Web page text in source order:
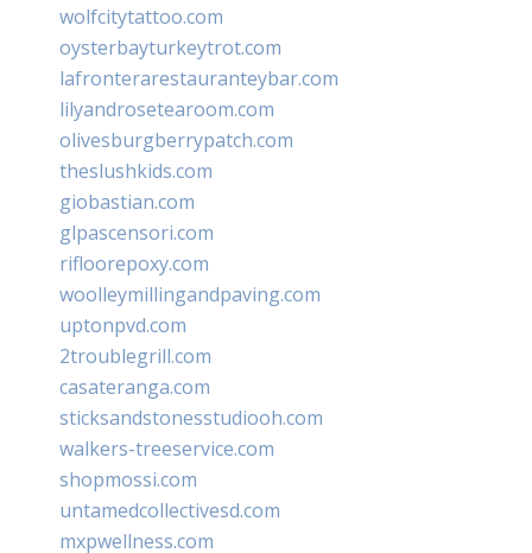
wolfcitytattoo.com
oysterbayturkeytrot.com
lafronterarestauranteybar.com
lilyandrosetearoom.com
olivesburgberrypatch.com
theslushkids.com
giobastian.com
glpascensori.com
rifloorepoxy.com
woolleymillingandpaving.com
uptonpvd.com
2troublegrill.com
casateranga.com
sticksandstonesstudiooh.com
walkers-treeservice.com
shopmossi.com
untamedcollectivesd.com
mxpwellness.com